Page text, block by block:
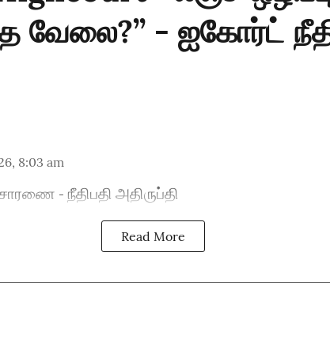
வேலை?’’ - ஐகோர்ட்
8:03 am
- நீதிபதி அதிருப்தி
Read More